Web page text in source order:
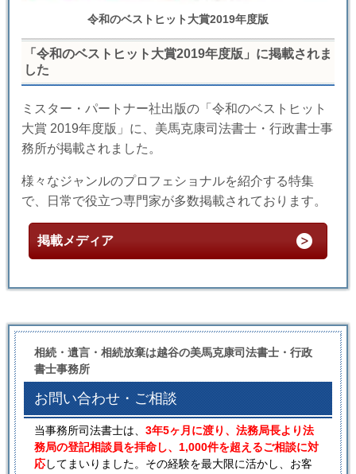
令和のベストヒット大賞2019年度版
「令和のベストヒット大賞2019年度版」に掲載されま
した
ミスター・パートナー社出版の「令和のベストヒット
大賞 2019年度版」に、美馬克康司法書士・行政書士事
務所が掲載されました。
様々なジャンルのプロフェショナルを紹介する特集
で、日常で役立つ専門家が多数掲載されております。
掲載メディア
相続・遺言・相続放棄は越谷の美馬克康司法書士・行政
書士事務所
お問い合わせ・ご相談
当事務所司法書士は、 3年5ヶ月に渡り、法務局長より法
務局の登記相談員を拝命し、1,000件を超えるご相談に対
応してまいりました。その経験を最大限に活かし、お客